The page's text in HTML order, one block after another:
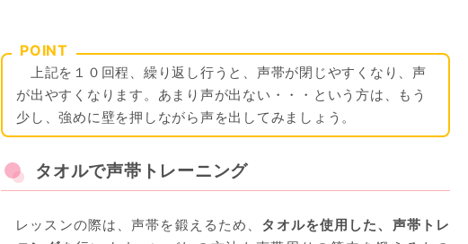
POINT
上記を１０回程、繰り返し行うと、声帯が閉じやすくなり、声
が出やすくなります。あまり声が出ない・・・という方は、もう
少し、強めに壁を押しながら声を出してみましょう。
タオルで声帯トレーニング
レッスンの際は、声帯を鍛えるため、 タオルを使用した、声帯トレ